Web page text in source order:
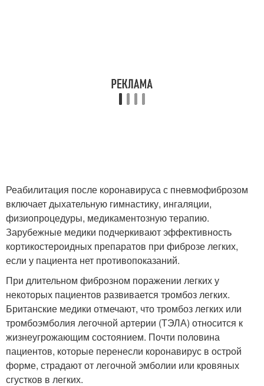
Реабилитация после коронавируса с пневмофиброзом
включает дыхательную гимнастику, ингаляции,
физиопроцедуры, медикаментозную терапию.
Зарубежные медики подчеркивают эффективность
кортикостероидных препаратов при фиброзе легких,
если у пациента нет противопоказаний.
При длительном фиброзном поражении легких у
некоторых пациентов развивается тромбоз легких.
Британские медики отмечают, что тромбоз легких или
тромбоэмболия легочной артерии (ТЭЛА) относится к
жизнеугрожающим состоянием. Почти половина
пациентов, которые перенесли коронавирус в острой
форме, страдают от легочной эмболии или кровяных
сгустков в легких.